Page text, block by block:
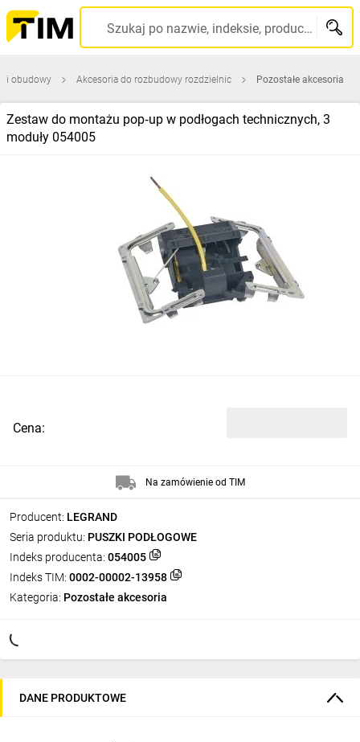
Szukaj po nazwie, indeksie, producencie, kodzie kreskowym...
i obudowy Akcesoria do rozbudowy rozdzielnic Pozostałe akcesoria
Zestaw do montażu pop‑up w podłogach technicznych, 3
moduły 054005
Producent: LEGRAND
Seria produktu: PUSZKI PODŁOGOWE
Indeks producenta: 054005
Indeks TIM: 0002-00002-13958
Kategoria: Pozostałe akcesoria
Cena:
Na zamówienie od TIM
DANE PRODUKTOWE